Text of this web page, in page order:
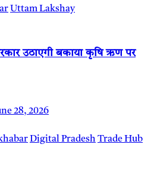
Uttam Lakshay
उठाएगी बकाया कृषि ऋण पर
28, 2026
Digital PradeshTrade Hub